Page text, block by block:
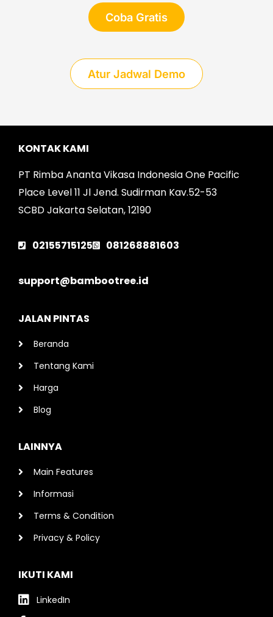
Coba Gratis
Atur Jadwal Demo
KONTAK KAMI
PT Rimba Ananta Vikasa Indonesia One Pacific
Place Level 11 Jl Jend. Sudirman Kav.52-53
SCBD Jakarta Selatan, 12190
02155715125 081268881603
support@bambootree.id
JALAN PINTAS
Beranda
Tentang Kami
Harga
Blog
LAINNYA
Main Features
Informasi
Terms & Condition
Privacy & Policy
IKUTI KAMI
LinkedIn